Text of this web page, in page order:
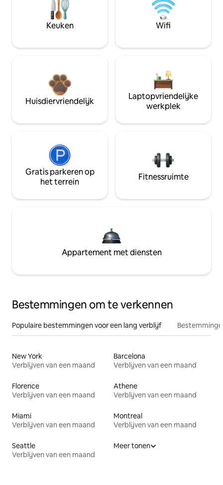
Keuken Wifi
Huisdiervriendelijk
Laptopvriendelijke
werkplek
Gratis parkeren op
het terrein
Fitnessruimte
Appartement met diensten
Bestemmingen om te verkennen
Populaire bestemmingen voor een lang verblijf
New York
Verblijven van een maand
Barcelona
Verblijven van een maand
Florence
Verblijven van een maand
Athene
Verblijven van een maand
Miami
Verblijven van een maand
Montreal
Verblijven van een maand
Seattle
Verblijven van een maand
Meer tonen